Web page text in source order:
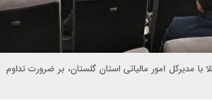
امور مالیاتی استان گلستان، بر ضرورت تداوم